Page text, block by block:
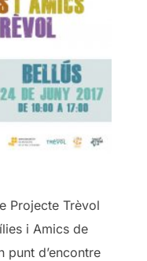
Projecte Trèvol
i Amics de
punt d’encontre